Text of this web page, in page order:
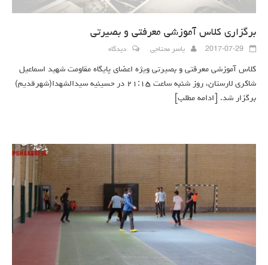
برگزاری کلاس آموزشی معرفتی و بصیرتی
2017-07-29 یاسر محتاجی دیدگاه
کلاس آموزشی معرفتی و بصیرتی ویژه اعضای پایگاه مقاومت شهید اسماعیل
شاکری لارستان، روز شنبه ساعت ۲۱:۱۵ در حسینیه سیدالشهدا(شهرقدیم)
برگزار شد.
[ادامه مطلب]